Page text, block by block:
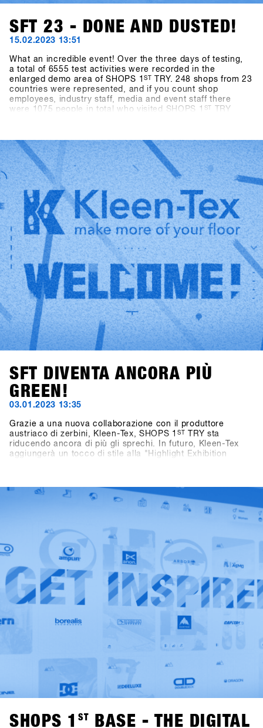
SFT 23 - DONE AND DUSTED!
15.02.2023 13:51
What an incredible event! Over the three days of testing,
a total of 6555 test activities were recorded in the
enlarged demo area of SHOPS 1ST
TRY. 248 shops from 23
countries were represented, and if you count shop
employees, industry staff, media and event staff there
were 1075 people in total who visited SHOPS 1 ST
TRY
slopes in perfect shape, there was an exuberant mood
among all participants. After an enforced break of two
years, the world's biggest snowboarding b2b event could
finally take place again, and the stoke of everyone getting
back together among all participants was off the charts.
This energy is what makes the event so special and gives
us the strength to try to make SHOPS 1ST TRY even better
every year!We look forward to seeing you in 2024 - SAVE
the DATE: January 21-23, 2024
SFT DIVENTA ANCORA PIÙ
GREEN!
03.01.2023 13:35
Grazie a una nuova collaborazione con il produttore
austriaco di zerbini, Kleen-Tex, SHOPS 1 ST
TRY sta
riducendo ancora di più gli sprechi. In futuro, Kleen-Tex
aggiungerà un tocco di stile alla "Highlight Exhibition
ogni anno. Grazie alla ristorazione ecologica, agli stand
espositivi riutilizzabili, al sistema di raccolta differenziata
perfettamente funzionante e al "sistema di lavaggio dei
SHOPS 1ST TRY soddisfa già le linee guida per il certificato
austriaco "Green Meeting". La collaborazione con Kleen-
Tex rende poi l'evento una delle fiere più rispettose
dell'ambiente nel settore degli articoli sportivi.
SHOPS 1 ST BASE - THE DIGITAL